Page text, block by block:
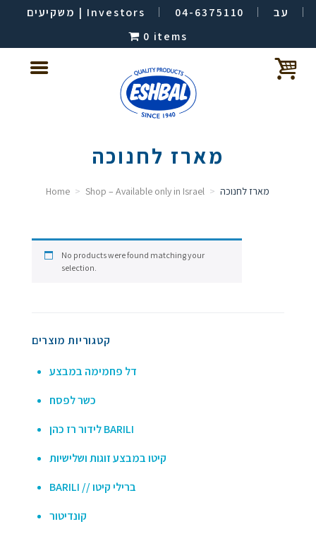
משקיעים | Investors 04-6375110
עב
0 items
מארז לחנוכה
Home Shop – Available only in Israel מארז לחנוכה
No products were found matching your
selection.
קטגוריות מוצרים
דל פחמימה במבצע
כשר לפסח
לידור רז כהן BARILI
קיטו במבצע זוגות ושלישיות
BARILI // ברילי קיטו
קונדיטור